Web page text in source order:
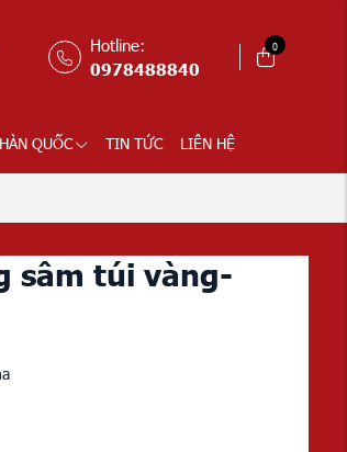
Hotline:
0978488840
0
QUỐC TIN TỨC LIÊN HỆ
sâm túi vàng-